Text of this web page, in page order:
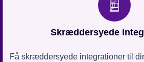
Skræddersyede
Få skræddersyede integrationer til